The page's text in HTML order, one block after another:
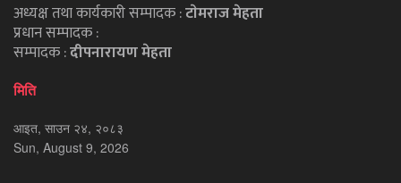
अध्यक्ष तथा कार्यकारी सम्पादक :टाेमराज मेहता
प्रधान सम्पादक :
सम्पादक :दीपनारायण मेहता
मिति
आइत, साउन २४, २०८३
Sun, August 9, 2026